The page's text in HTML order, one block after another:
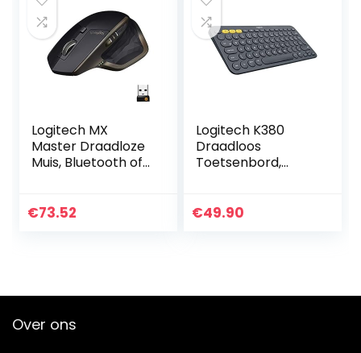
Logitech MX
Master Draadloze
Muis, Bluetooth of
1000 DPI laser
€73.52
Logitech K380
Draadloos
Toetsenbord,
iOS/Apple
€49.90
Over ons